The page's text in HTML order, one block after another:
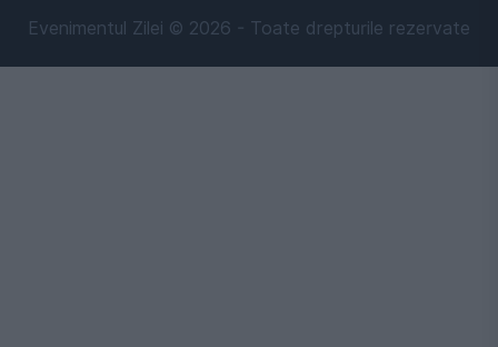
Evenimentul Zilei © 2026 - Toate drepturile rezervate